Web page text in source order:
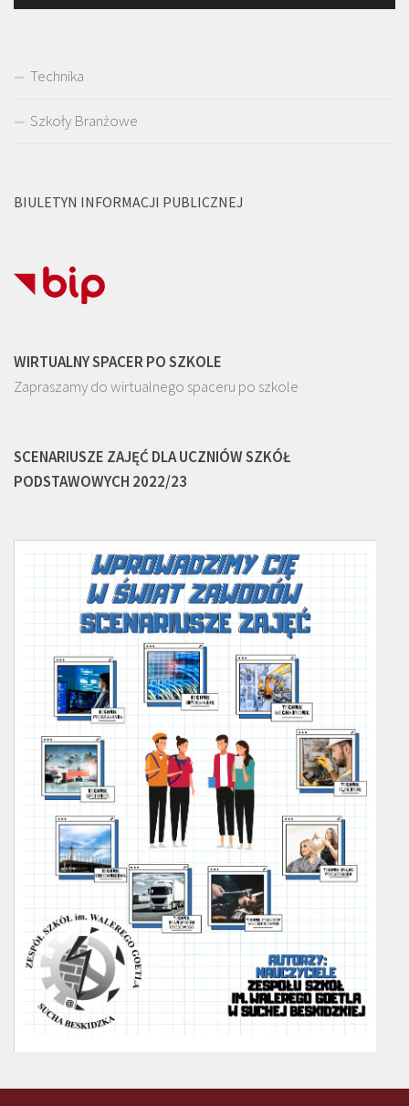
Technika
Szkoły Branżowe
BIULETYN INFORMACJI PUBLICZNEJ
WIRTUALNY SPACER PO SZKOLE
Zapraszamy do wirtualnego spaceru po szkole
SCENARIUSZE ZAJĘĆ DLA UCZNIÓW SZKÓŁ
PODSTAWOWYCH 2022/23